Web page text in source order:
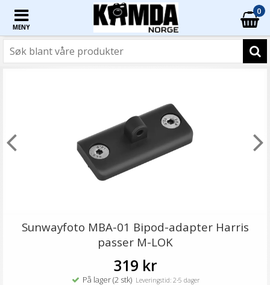
MENY
0
Sunwayfoto MBA-01 Bipod-adapter Harris
passer M-LOK
319 kr
På lager (2 stk)Leveringstid: 2-5 dager